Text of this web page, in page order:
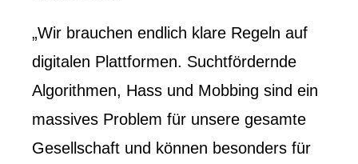
„Wir brauchen endlich klare Regeln auf
digitalen Plattformen. Suchtfördernde
Algorithmen, Hass und Mobbing sind ein
massives Problem für unsere gesamte
Gesellschaft und können besonders für